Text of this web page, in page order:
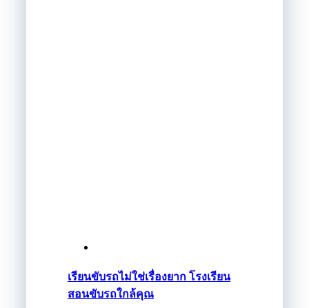
เรียนขับรถไม่ใช่เรื่องยาก โรงเรียน
สอนขับรถใกล้คุณ